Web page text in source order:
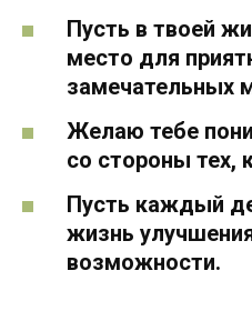
Пусть в твоей
место для
замечательных
Желаю тебе
со стороны тех,
Пусть каждый
жизнь
возможности.